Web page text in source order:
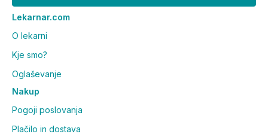
Lekarnar.com
O lekarni
Kje smo?
Oglaševanje
Nakup
Pogoji poslovanja
Plačilo in dostava